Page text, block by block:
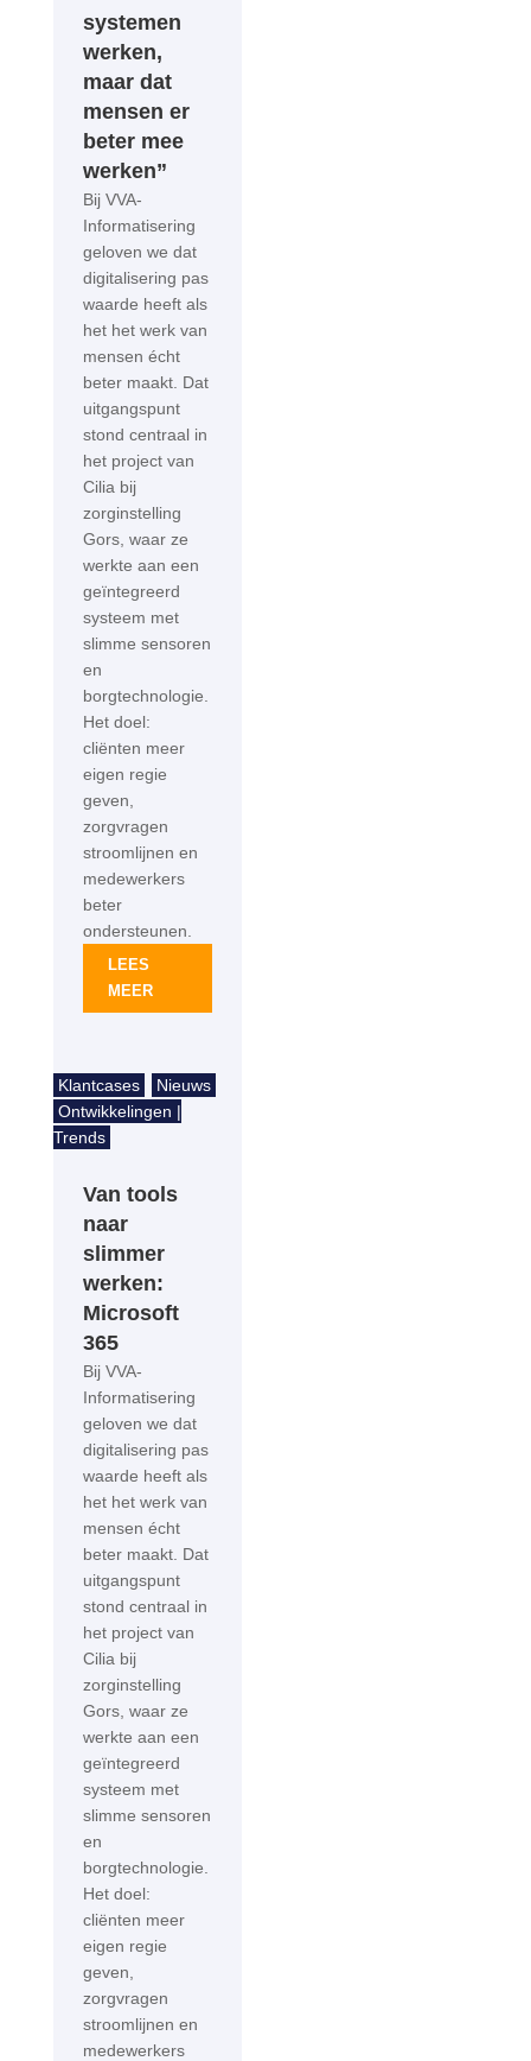
systemen
werken,
maar dat
mensen er
beter mee
werken”
Bij VVA-
Informatisering
geloven we dat
digitalisering pas
waarde heeft als
het het werk van
mensen écht
beter maakt. Dat
uitgangspunt
stond centraal in
het project van
Cilia bij
zorginstelling
Gors, waar ze
werkte aan een
geïntegreerd
systeem met
slimme sensoren
en
borgtechnologie.
Het doel:
cliënten meer
eigen regie
geven,
zorgvragen
stroomlijnen en
medewerkers
beter
ondersteunen.
LEES
MEER
Klantcases
Nieuws
Ontwikkelingen |
Trends
Van tools
naar
slimmer
werken:
Microsoft
365
Bij VVA-
Informatisering
geloven we dat
digitalisering pas
waarde heeft als
het het werk van
mensen écht
beter maakt. Dat
uitgangspunt
stond centraal in
het project van
Cilia bij
zorginstelling
Gors, waar ze
werkte aan een
geïntegreerd
systeem met
slimme sensoren
en
borgtechnologie.
Het doel:
cliënten meer
eigen regie
geven,
zorgvragen
stroomlijnen en
medewerkers